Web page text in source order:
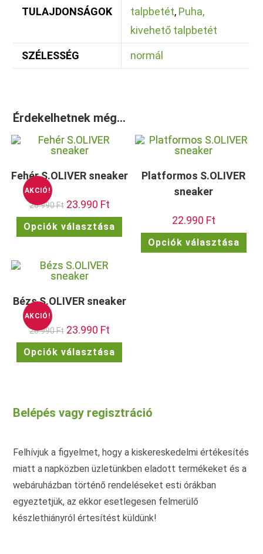
TULAJDONSÁGOK talpbetét, Puha,
kivehető talpbetét
SZÉLESSÉG normál
Érdekelhetnek még…
AKCIÓ!
Fehér S.OLIVER sneaker
26.990Ft Original
price
was:
26.990 Ft.
23.990 FtCurrent
price
is:
23.990 Ft.
Opciók választása
terméknek
variációja
választhatók
Platformos S.OLIVER
sneaker
22.990 Ft
Opciók választása
AKCIÓ!
Bézs S.OLIVER sneaker
26.990Ft Original
price
was:
26.990 Ft.
23.990 FtCurrent
price
is:
23.990 Ft.
Opciók választása
terméknek
a
termékoldalon
Belépés vagy regisztráció
Felhívjuk a figyelmet, hogy a kiskereskedelmi értékesítés
miatt a napközben üzletünkben eladott termékeket és a
webáruházban történő rendeléseket esti órákban
egyeztetjük, az ekkor esetlegesen felmerülő
készlethiányról értesítést küldünk!